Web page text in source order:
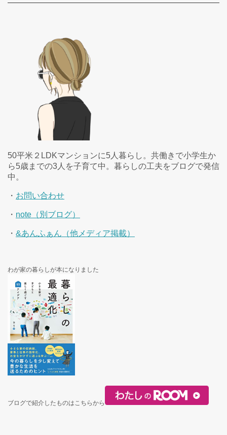
50平米２LDKマンションに5人暮らし。共働きで小学生か
ら5歳までの3人を子育て中。暮らしの工夫をブログで発信
中。
・ お問い合わせ
・ note（別ブログ）
・ &あんふぁん（他メディア掲載）
わが家の暮らしが本になりました
ブログで紹介したものはこちらから